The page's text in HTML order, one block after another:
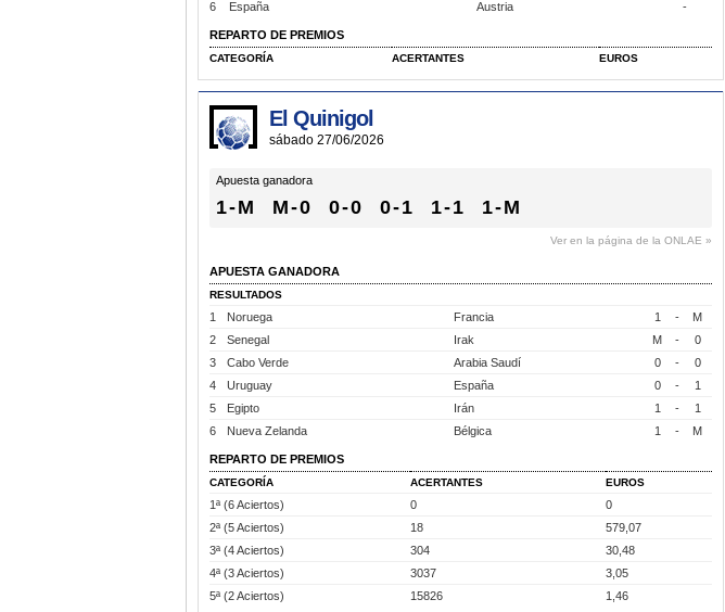
6
España Austria -
REPARTO DE PREMIOS
CATEGORÍA ACERTANTES EUROS
El Quinigol
sábado 27/06/2026
Apuesta ganadora
1-M M-0 0-0 0-1 1-1 1-M
Ver en la página de la ONLAE »
APUESTA GANADORA
RESULTADOS
1 Noruega Francia 1 -
M
2
Senegal Irak M -
0
3
Cabo Verde Arabia Saudí 0 -
0
4
Uruguay España 0 -
1
5
Egipto Irán 1 -
1
6
Nueva Zelanda Bélgica 1 - M
REPARTO DE PREMIOS
CATEGORÍA ACERTANTES EUROS
1ª (6 Aciertos) 0
0
2ª (5 Aciertos)
18
579,07
3ª (4 Aciertos)
304
30,48
4ª (3 Aciertos)
3037
3,05
5ª (2 Aciertos)
15826 1,46